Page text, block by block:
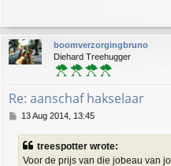
boomverzorgingbruno
Diehard Treehugger
Re: aanschaf hakselaar
P
s
13 Aug 2014, 13:45
treespotter wrote:
Voor de prijs van die jobeau van